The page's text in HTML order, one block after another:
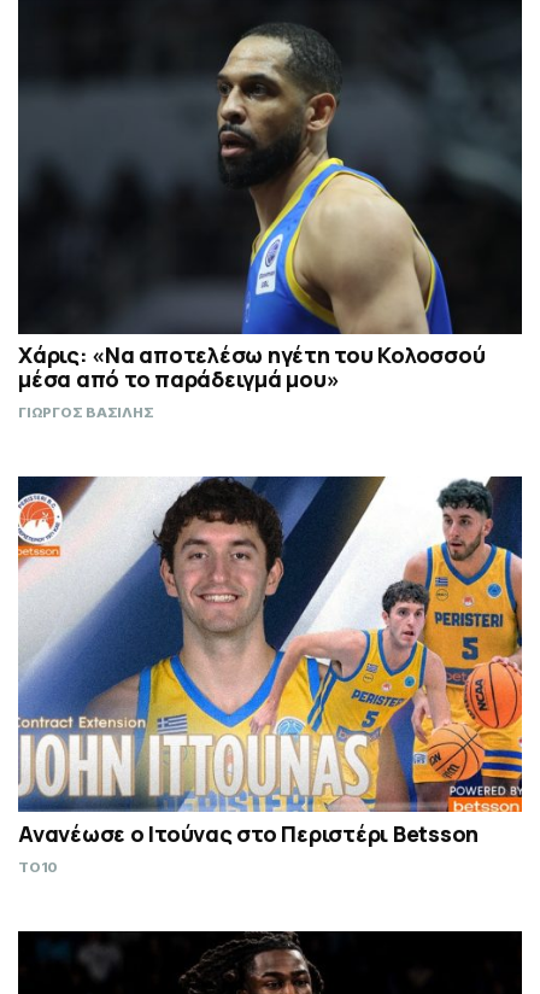
Χάρις: «Να αποτελέσω ηγέτη του Κολοσσού
μέσα από το παράδειγμά μου»
ΓΙΩΡΓΟΣ ΒΑΣΙΛΗΣ
Ανανέωσε ο Ιτούνας στο Περιστέρι Betsson
TO10